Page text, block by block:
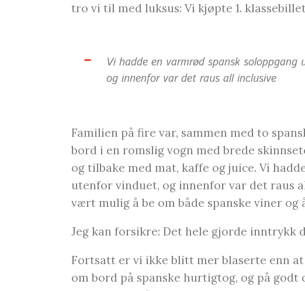
tro vi til med luksus: Vi kjøpte 1.
Vi hadde en varmrød spansk soloppgang
og innenfor var det raus all inclusive
Familien på fire var, sammen med to
bord i en romslig vogn med brede
og tilbake med mat, kaffe og juice. Vi
utenfor vinduet, og innenfor var det raus
vært mulig å be om både spanske viner og
Jeg kan forsikre: Det hele gjorde inntrykk
Fortsatt er vi ikke blitt mer blaserte enn
om bord på spanske hurtigtog, og på